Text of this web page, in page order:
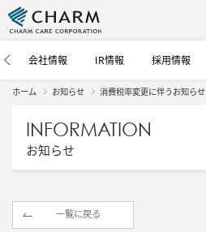
会社情報 IR情報 採用情報
ホーム お知らせ 消費税率変更に伴うお知らせ
INFORMATION
お知らせ
一覧に戻る